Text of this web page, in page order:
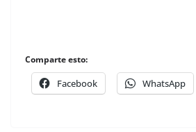
Comparte esto:
Facebook WhatsApp